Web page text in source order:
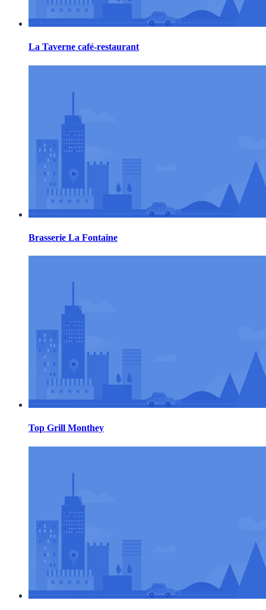
La Taverne café-restaurant
Brasserie La Fontaine
Top Grill Monthey